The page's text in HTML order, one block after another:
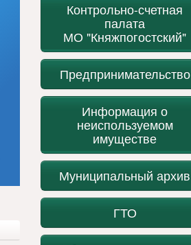
Контрольно-счетная
палата
МО "Княжпогостский"
Предпринимательство
Информация о
неиспользуемом
имуществе
Муниципальный архив
ГТО